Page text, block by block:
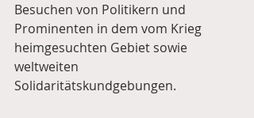
Besuchen von Politikern und
Prominenten in dem vom Krieg
heimgesuchten Gebiet sowie
weltweiten
Solidaritätskundgebungen.